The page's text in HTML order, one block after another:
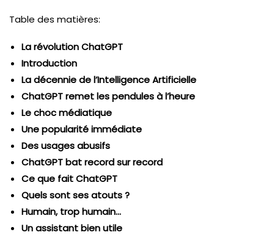
Table des matières:
La révolution ChatGPT
Introduction
La décennie de l’Intelligence Artificielle
ChatGPT remet les pendules à l’heure
Le choc médiatique
Une popularité immédiate
Des usages abusifs
ChatGPT bat record sur record
Ce que fait ChatGPT
Quels sont ses atouts ?
Humain, trop humain…
Un assistant bien utile